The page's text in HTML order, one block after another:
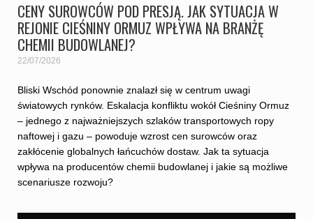
CENY SUROWCÓW POD PRESJĄ. JAK SYTUACJA W
REJONIE CIEŚNINY ORMUZ WPŁYWA NA BRANŻĘ
CHEMII BUDOWLANEJ?
22/07/2026
Bliski Wschód ponownie znalazł się w centrum uwagi
światowych rynków. Eskalacja konfliktu wokół Cieśniny Ormuz
– jednego z najważniejszych szlaków transportowych ropy
naftowej i gazu – powoduje wzrost cen surowców oraz
zakłócenie globalnych łańcuchów dostaw. Jak ta sytuacja
wpływa na producentów chemii budowlanej i jakie są możliwe
scenariusze rozwoju?